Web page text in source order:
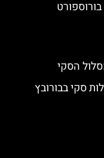
הסקי
סקי בבורובץ